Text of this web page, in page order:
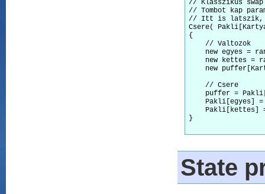
// Klasszikus swap
// Tombot kap
// Itt is latszik,
Csere(
{
    // Valtozok
new egyes =
new kettes =
new
    // Csere
puffer =
Pakli[egyes]
Pakli[kettes]
}
State